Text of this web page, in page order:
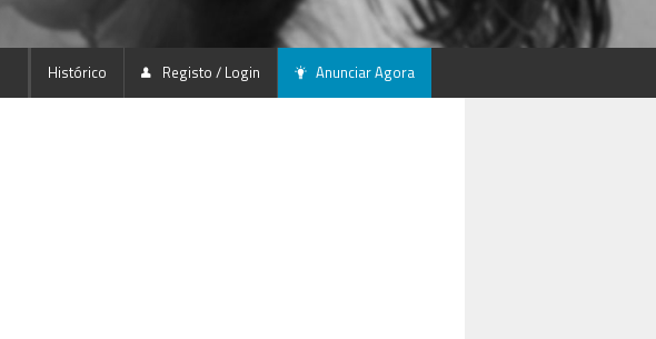
Histórico Registo / Login Anunciar Agora